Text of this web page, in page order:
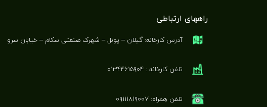
راههای ارتباطی
آدرس کارخانه: گیلان – پونل – شهرک صنعتی سکام – خیابان سرو
تلفن کارخانه : ۰۱۳۴۴۶۱۵۹۰۴
تلفن همراه: ۰۹۱۱۱۸۱۹۰۰۷